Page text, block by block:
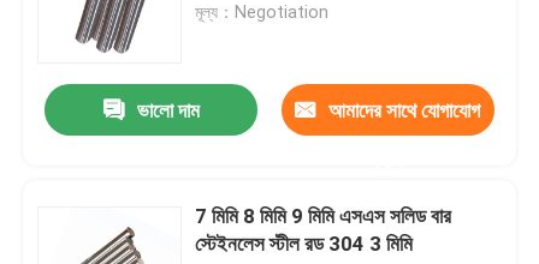
খাদ ইস্পাত টিউব
খাদ ইস্পাত কুণ্ডলী
গ্যালভানাইজড স্টিল প্লেট
মূল্য：Negotiation
ভালো দাম আমাদের সাথে যোগাযোগ
7 মিমি 8 মিমি 9 মিমি এসএস সলিড বার
স্টেইনলেস স্টীল রড 304 3 মিমি